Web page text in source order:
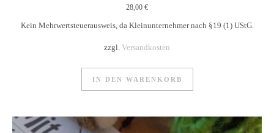
28,00 €
Kein Mehrwertsteuerausweis, da Kleinunternehmer nach §19 (1) UStG.
zzgl. Versandkosten
IN DEN WARENKORB